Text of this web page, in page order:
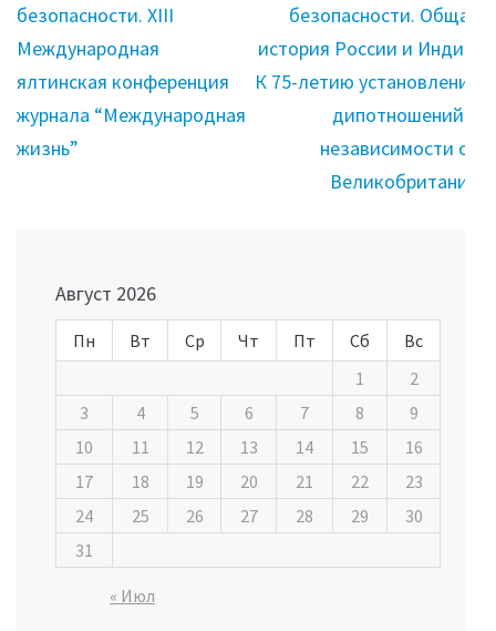
безопасности. XIII
Международная
ялтинская конференция
журнала “Международная
жизнь”
безопасности. Общая
история России и Индии.
К 75-летию установления
дипотношений и
независимости от
Великобритании
Август 2026
Пн Вт Ср Чт Пт Сб
Вс
1
2
3
4 5 6 7 8
9
10
11 12 13 14 15
16
17
18 19 20 21 22
23
24
25 26 27 28 29
30
31
« Июл